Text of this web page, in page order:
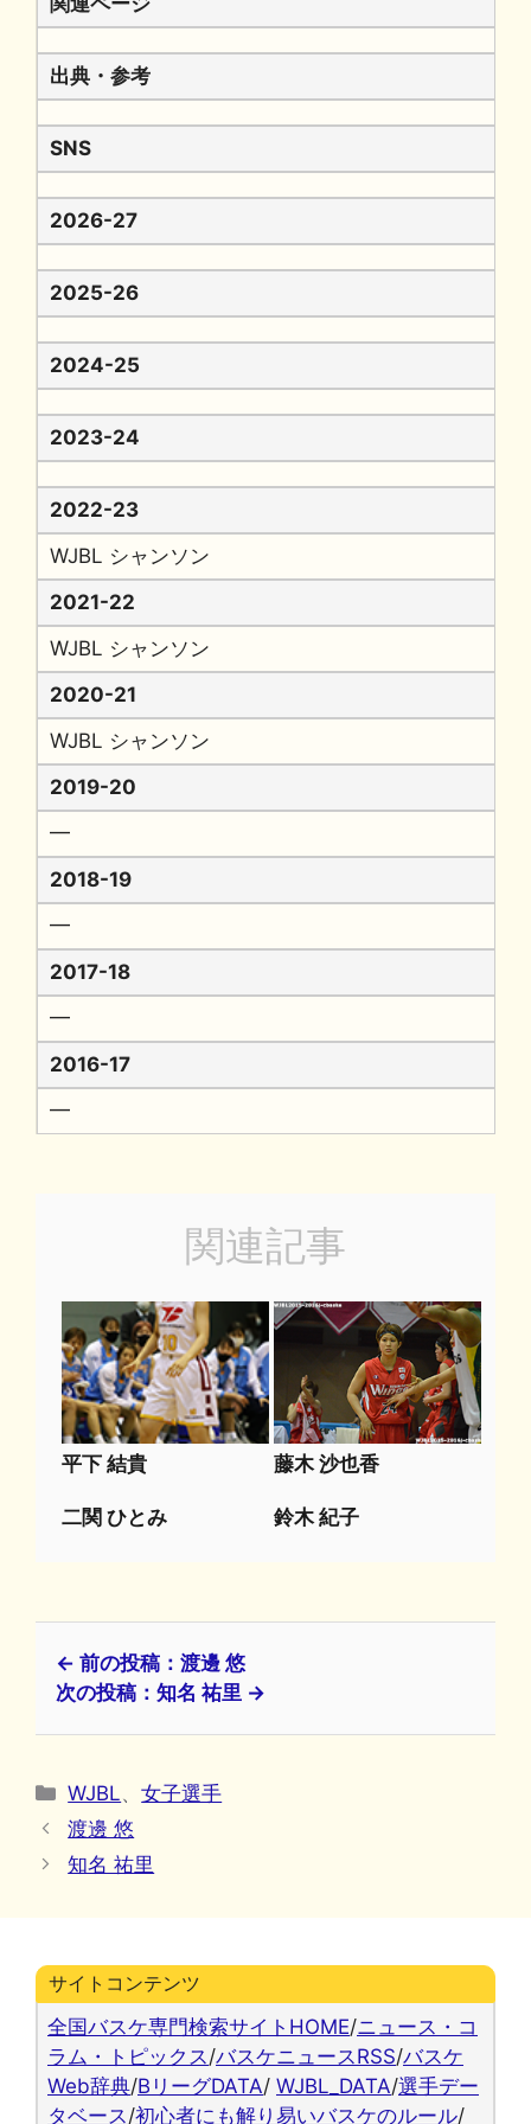
出典・参考
SNS
2026-27
2025-26
2024-25
2023-24
2022-23
WJBL シャンソン
2021-22
WJBL シャンソン
2020-21
WJBL シャンソン
2019-20
━
2018-19
━
2017-18
━
2016-17
━
関連記事
平下 結貴 藤木 沙也香
二関 ひとみ 鈴木 紀子
← 前の投稿：渡邊 悠
次の投稿：知名 祐里 →
カ
テ
リ
WJBL、女子選手
渡邊 悠
知名 祐里
サイトコンテンツ
全国バスケ専門検索サイトHOME/ニュース・コ
ラム・トピックス /バスケニュースRSS/バスケ
Web辞典/BリーグDATA/ WJBL_DATA/選手デー
タベース /初心者にも解り易いバスケのルール/